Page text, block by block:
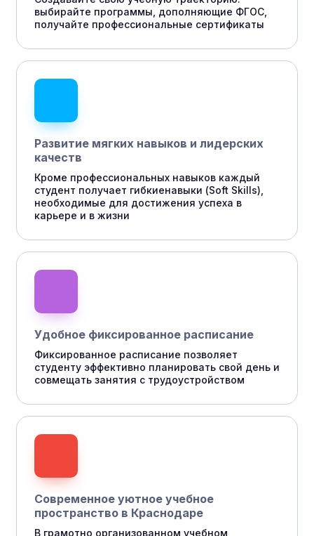
выбирайте программы, дополняющие ФГОС,
получайте профессиональные сертификаты
Развитие мягких навыков и лидерских
качеств
Кроме профессиональных навыков каждый
студент получает гибкиенавыки (Soft Skills),
необходимые для достижения успеха в
карьере и в жизни
Удобное фиксированное расписание
Фиксированное расписание позволяет
студенту эффективно планировать свой день и
совмещать занятия с трудоустройством
Современное уютное учебное
пространство в Краснодаре
В грамотно организованном учебном